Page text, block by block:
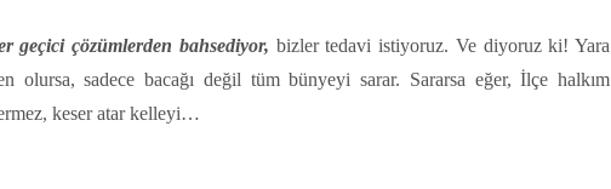
geçici çözümlerden bahsediyor, bizler tedavi istiyoruz. Ve diyoruz ki! Yara
olursa, sadece bacağı değil tüm bünyeyi sarar. Sararsa eğer, İlçe halkım
keser atar kelleyi…